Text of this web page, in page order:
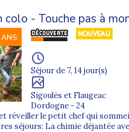
notamment
internationaux
emblématiques.
(Paris 5e), laSainte-
(Paris 14e), l’Arc de
colo - Touche pas à
Séjour de 7, 14 jour(s)
Sigoulès et Flaugeac
Dordogne - 24
réveiller le petit chef qui
séjours: La chimie déjantée